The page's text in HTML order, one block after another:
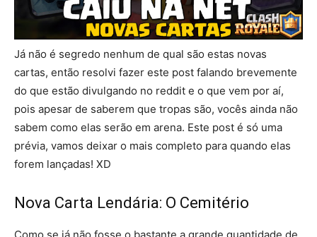
Já não é segredo nenhum de qual são estas novas
cartas, então resolvi fazer este post falando brevemente
do que estão divulgando no reddit e o que vem por aí,
pois apesar de saberem que tropas são, vocês ainda não
sabem como elas serão em arena. Este post é só uma
prévia, vamos deixar o mais completo para quando elas
forem lançadas! XD
Nova Carta Lendária: O Cemitério